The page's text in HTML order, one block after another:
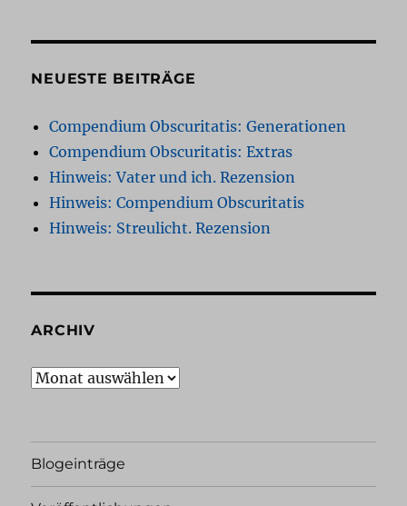
NEUESTE BEITRÄGE
Compendium Obscuritatis: Generationen
Compendium Obscuritatis: Extras
Hinweis: Vater und ich. Rezension
Hinweis: Compendium Obscuritatis
Hinweis: Streulicht. Rezension
ARCHIV
Archiv
Blogeinträge